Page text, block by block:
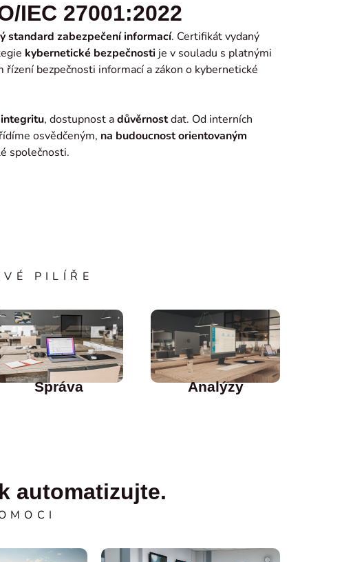
IEC 27001:2022
standard zabezpečení informací. Certifikát vydaný
kybernetické bezpečnosti je v souladu s platnými
bezpečnosti informací a zákon o kybernetické
integritu, dostupnost adůvěrnostdat. Od interních
osvědčeným, na budoucnost orientovaným
společnosti.
PILÍŘE
Správa Analýzy
automatizujte.